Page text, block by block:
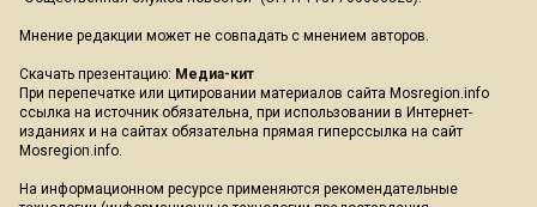
Мнение редакции может не совпадать с мнением авторов.
Скачать презентацию: Медиа-кит
При перепечатке или цитировании материалов сайта Mosregion.info
ссылка на источник обязательна, при использовании в Интернет-
изданиях и на сайтах обязательна прямая гиперссылка на сайт
Mosregion.info.
На информационном ресурсе применяются рекомендательные